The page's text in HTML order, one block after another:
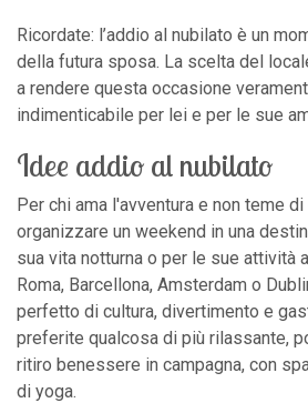
Ricordate: l’addio al nubilato è un
della futura sposa. La scelta del
a rendere questa occasione
indimenticabile per lei e per le sue
Idee addio al nubilato
Per chi ama l'avventura e non teme
organizzare un weekend in una
sua vita notturna o per le sue attività
Roma, Barcellona, Amsterdam o
perfetto di cultura, divertimento e
preferite qualcosa di più rilassante,
ritiro benessere in campagna, con
di yoga.